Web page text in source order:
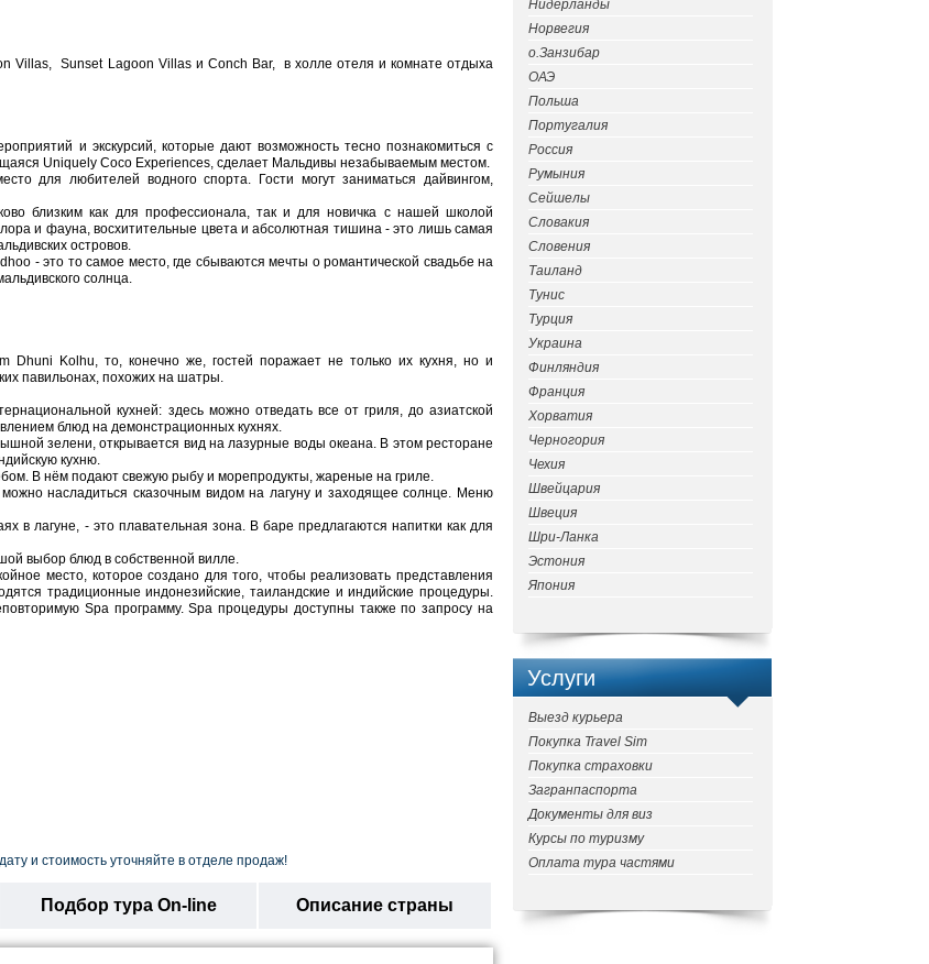
Villas, Sunset Lagoon Villas и Conch Bar, в холле отеля и комнате отдыха
и экскурсий, которые дают возможность тесно познакомиться с
Uniquely Coco Experiences, сделает Мальдивы незабываемым местом.
для любителей водного спорта. Гости могут заниматься дайвингом,
близким как для профессионала, так и для новичка с нашей школой
и фауна, восхитительные цвета и абсолютная тишина - это лишь самая
островов.
- это то самое место, где сбываются мечты о романтической свадьбе на
солнца.
Dhuni Kolhu, то, конечно же, гостей поражает не только их кухня, но и
павильонах, похожих на шатры.
кухней: здесь можно отведать все от гриля, до азиатской
блюд на демонстрационных кухнях.
зелени, открывается вид на лазурные воды океана. В этом ресторане
кухню.
В нём подают свежую рыбу и морепродукты, жареные на гриле.
насладиться сказочным видом на лагуну и заходящее солнце. Меню
в лагуне, - это плавательная зона. В баре предлагаются напитки как для
выбор блюд в собственной вилле.
место, которое создано для того, чтобы реализовать представления
традиционные индонезийские, таиландские и индийские процедуры.
Spa программу. Spa процедуры доступны также по запросу на
и стоимость уточняйте в отделе продаж!
Подбор тура On-line Описание страны
Нидерланды
Норвегия
о.Занзибар
ОАЭ
Польша
Португалия
Россия
Румыния
Сейшелы
Словакия
Словения
Таиланд
Тунис
Турция
Украина
Финляндия
Франция
Хорватия
Черногория
Чехия
Швейцария
Швеция
Шри-Ланка
Эстония
Япония
Услуги
Выезд курьера
Покупка Travel Sim
Покупка страховки
Загранпаспорта
Документы для виз
Курсы по туризму
Оплата тура частями